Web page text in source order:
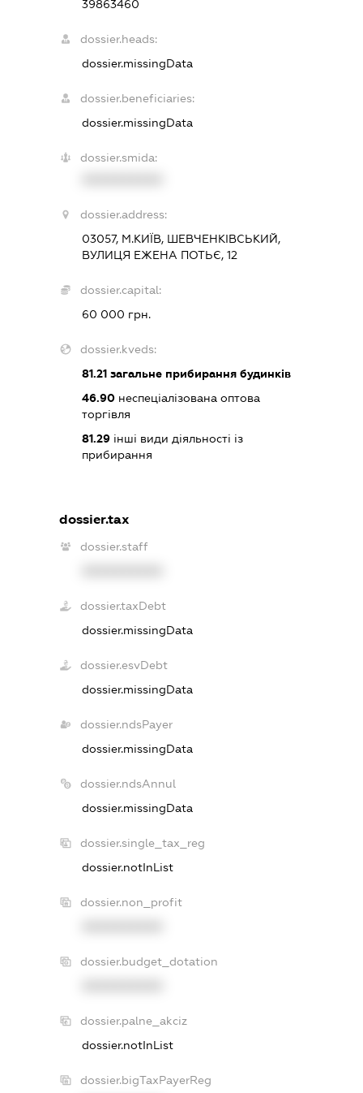
39863460
dossier.heads:
dossier.missingData
dossier.beneficiaries:
dossier.missingData
dossier.smida:
dossier.address:
03057, М.КИЇВ, ШЕВЧЕНКІВСЬКИЙ,
ВУЛИЦЯ ЕЖЕНА ПОТЬЄ, 12
dossier.capital:
60 000 грн.
dossier.kveds:
81.21загальне прибирання будинків
46.90неспеціалізована оптова
торгівля
81.29інші види діяльності із
прибирання
dossier.tax
dossier.staff
dossier.taxDebt
dossier.missingData
dossier.esvDebt
dossier.missingData
dossier.ndsPayer
dossier.missingData
dossier.ndsAnnul
dossier.missingData
dossier.single_tax_reg
dossier.notInList
dossier.non_profit
dossier.budget_dotation
dossier.palne_akciz
dossier.notInList
dossier.bigTaxPayerReg